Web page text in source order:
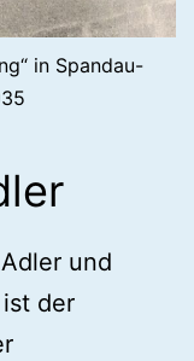
in Spandau-
und
der